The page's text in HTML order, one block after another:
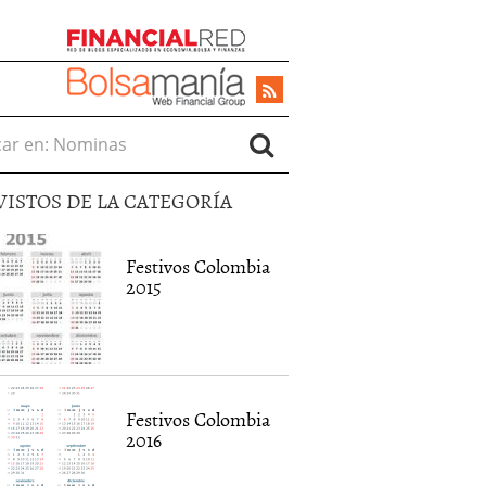
en:
DE LA CATEGORÍA
Festivos Colombia
2015
Festivos Colombia
2016